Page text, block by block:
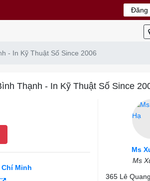
Đăng
- In Kỹ Thuật Số Since 2006
Thạnh - In Kỹ Thuật Số Since
Chí Minh
Ms
Ms
365 Lê